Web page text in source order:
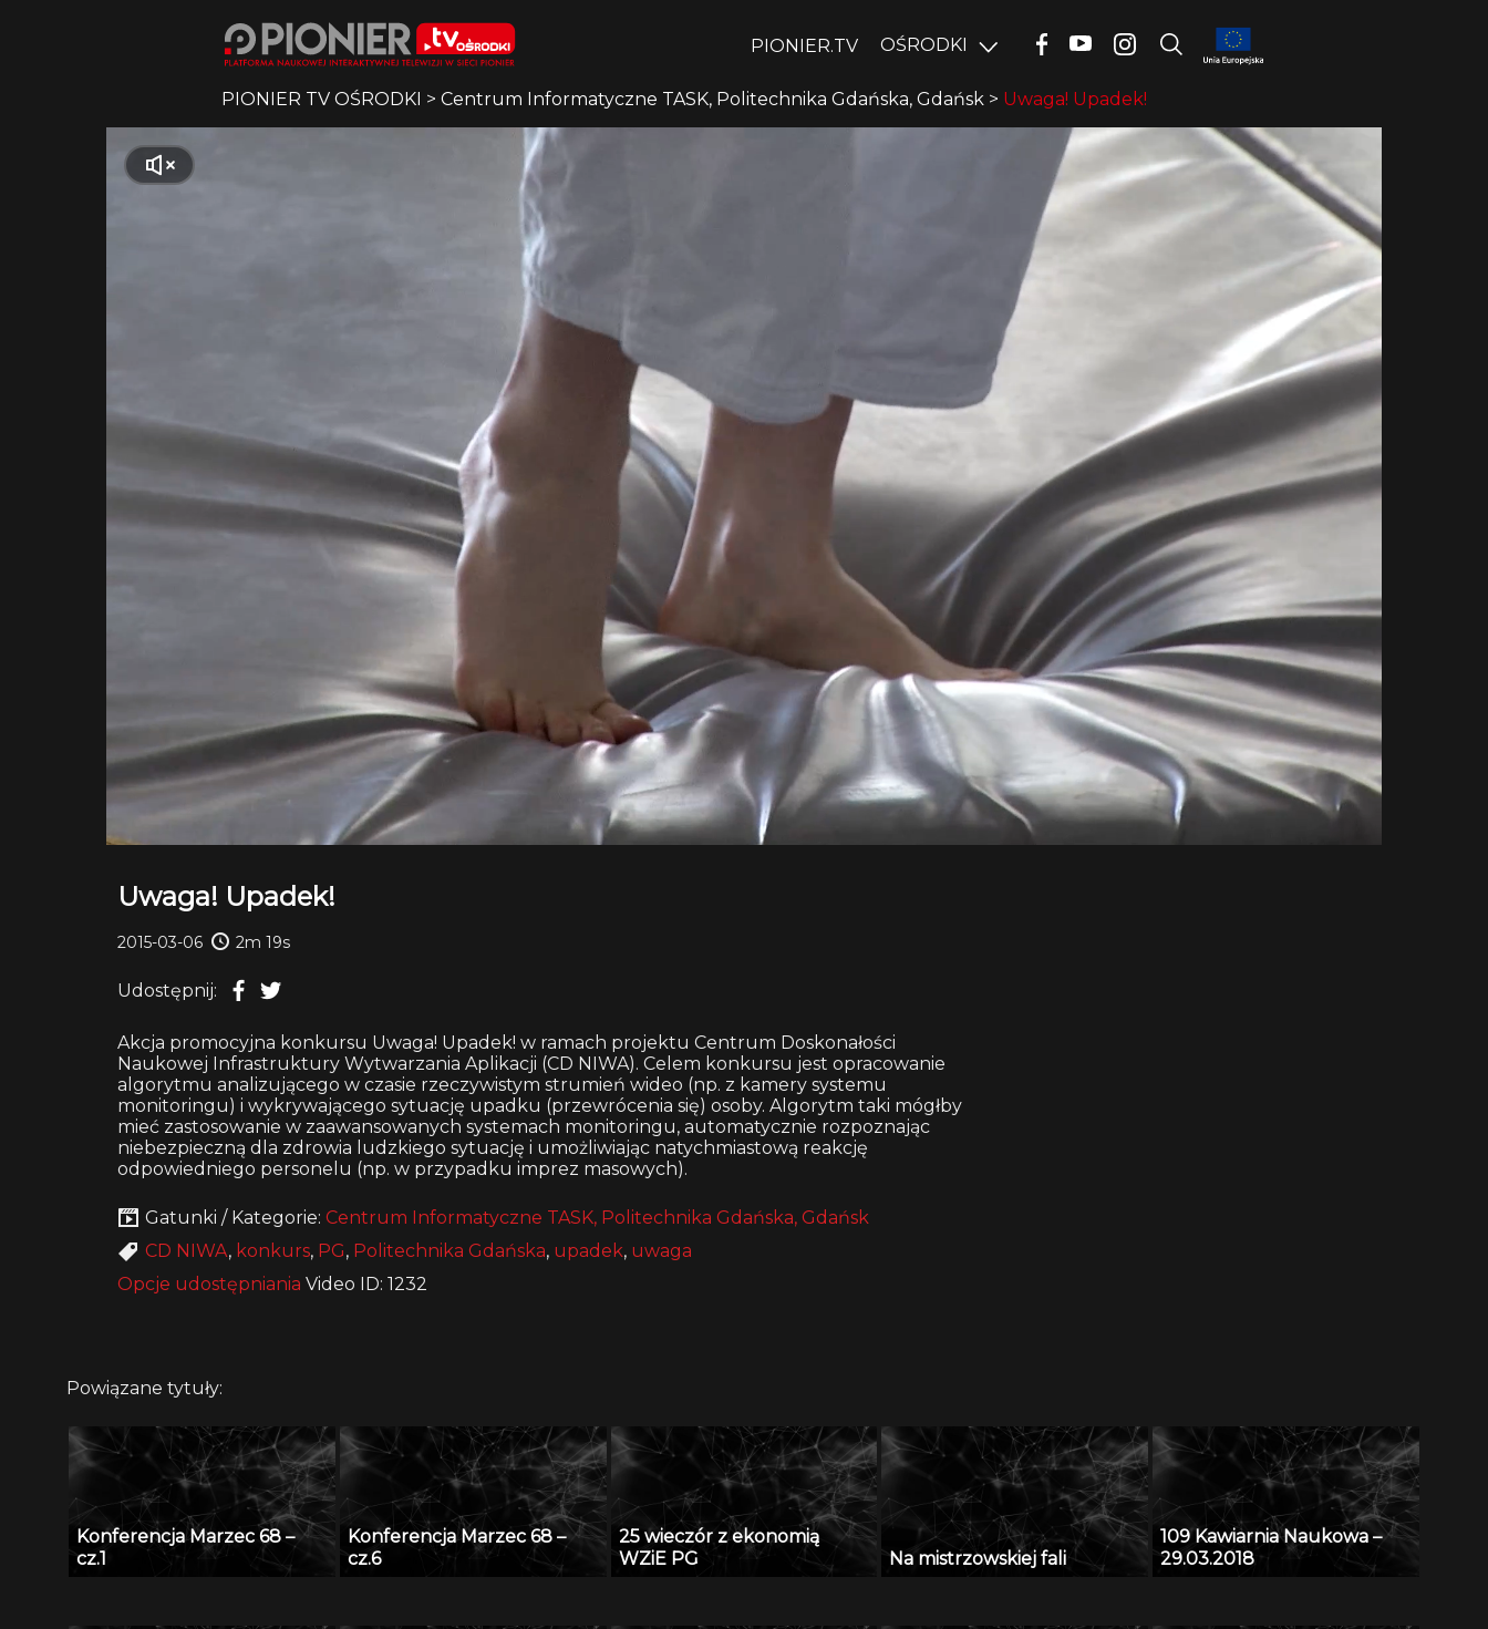
PIONIER.TV OŚRODKI
PIONIER TV OŚRODKI > Centrum Informatyczne TASK, Politechnika Gdańska, Gdańsk > Uwaga! Upadek!
Uwaga! Upadek!
2015-03-06 2m 19s
Udostępnij:
Akcja promocyjna konkursu Uwaga! Upadek! w ramach projektu Centrum Doskonałości
Naukowej Infrastruktury Wytwarzania Aplikacji (CD NIWA). Celem konkursu jest opracowanie
algorytmu analizującego w czasie rzeczywistym strumień wideo (np. z kamery systemu
monitoringu) i wykrywającego sytuację upadku (przewrócenia się) osoby. Algorytm taki mógłby
mieć zastosowanie w zaawansowanych systemach monitoringu, automatycznie rozpoznając
niebezpieczną dla zdrowia ludzkiego sytuację i umożliwiając natychmiastową reakcję
odpowiedniego personelu (np. w przypadku imprez masowych).
Gatunki / Kategorie: Centrum Informatyczne TASK, Politechnika Gdańska, Gdańsk
CD NIWA, konkurs, PG, Politechnika Gdańska, upadek, uwaga
Opcje udostępniania Video ID: 1232
Powiązane tytuły:
Konferencja Marzec 68 –
cz.1
Konferencja Marzec 68 –
cz.6
25 wieczór z ekonomią
WZiE PG
Na mistrzowskiej fali
109 Kawiarnia Naukowa –
29.03.2018